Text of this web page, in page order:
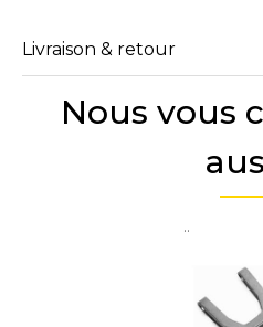
Livraison & retour
Nous vous
..